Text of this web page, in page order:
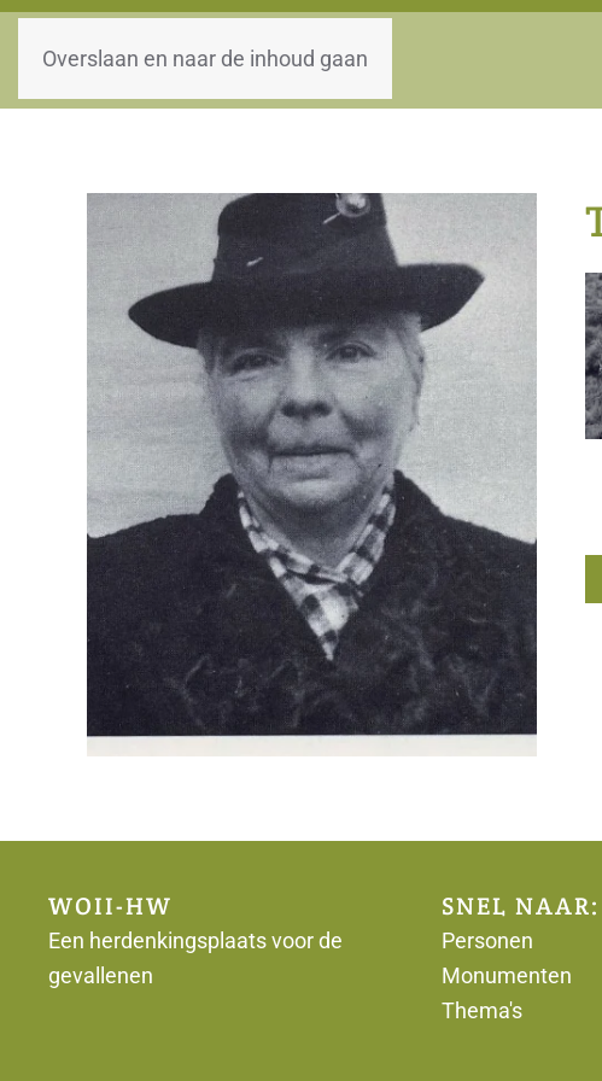
Overslaan en naar de inhoud gaan
WOII-HW
WOII-HW
Een herdenkingsplaats voor de
gevallenen
SNEL NAAR:
Personen
Monumenten
Thema's